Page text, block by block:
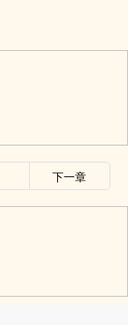
下一章